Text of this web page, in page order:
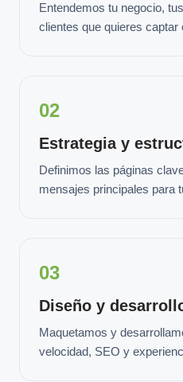
Entendemos tu negocio,
clientes que quieres captar
02
Estrategia y
Definimos las páginas
mensajes principales para
03
Diseño y
Maquetamos y
velocidad, SEO y